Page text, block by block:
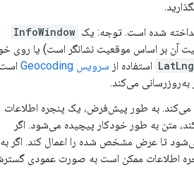
شده است. توجه: یک InfoWindow
آن بر اساس موقعیت نشانگر است) یا روی
LatLng استفاده از سرویس Geocoding
می‌کند.
به طور پیش‌فرض، یک پنجره اطلاعات
متن به طور خودکار پیچیده می‌شود. اگر
تا عرض مشخص شده را اعمال کند. اگر به
اطلاعات ممکن است به صورت عمودی